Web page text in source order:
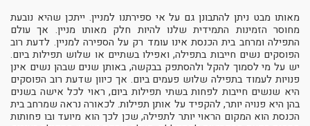
מאותו מבט ניתן להתבונן גם על אי ספירתנו למניין. ייתכן שהיא נובעת
מחוסר הזמינות התמידית שלנו להיות חלק מאותו מניין. אך עולם
התפילה ומרחב בית הכנסת אינו עומד רק על הספירה למניין. לדעת רוב
הפוסקים נשים חייבות בתפילה, ואפילו בשתיים או שלוש תפילות ביום.
יש על מי לסמוך להקל ולהסתפק בבקשה, באותן שנים שבהן נשים אינן
פנויות לעמוד בתפילה שלוש פעמים ביום. אך כיוון שדעת רוב הפוסקים
היא שנשים חייבות לפחות בשתי תפילות ביום, ראוי לכל אישה בשנים
בהן היא פנויה יותר, להקפיד על אותן תפילות. לכאורה נראה שמרחב בית
הכנסת הוא המקום הראוי יותר לתפילה, שכן לכך הוא מיועד ובו פחותות